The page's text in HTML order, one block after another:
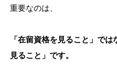
重要なのは、
「在留資格を見ること」で
見ること」です。